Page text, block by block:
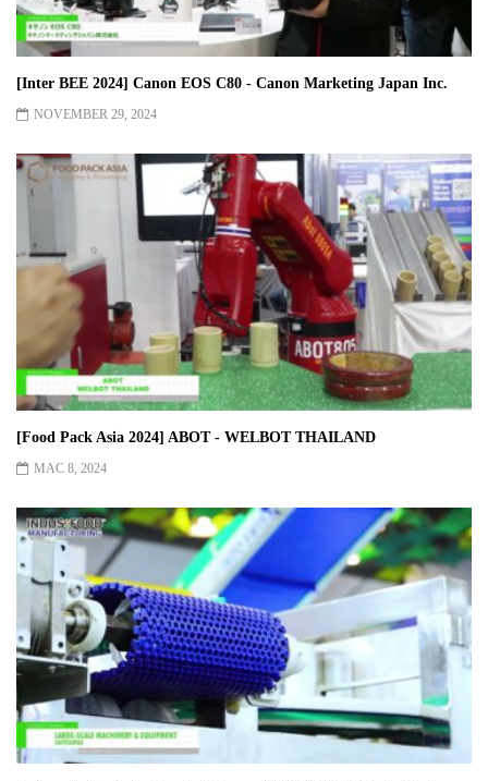
[Inter BEE 2024] Canon EOS C80 - Canon Marketing Japan Inc.
NOVEMBER 29, 2024
[Food Pack Asia 2024] ABOT - WELBOT THAILAND
MAC 8, 2024